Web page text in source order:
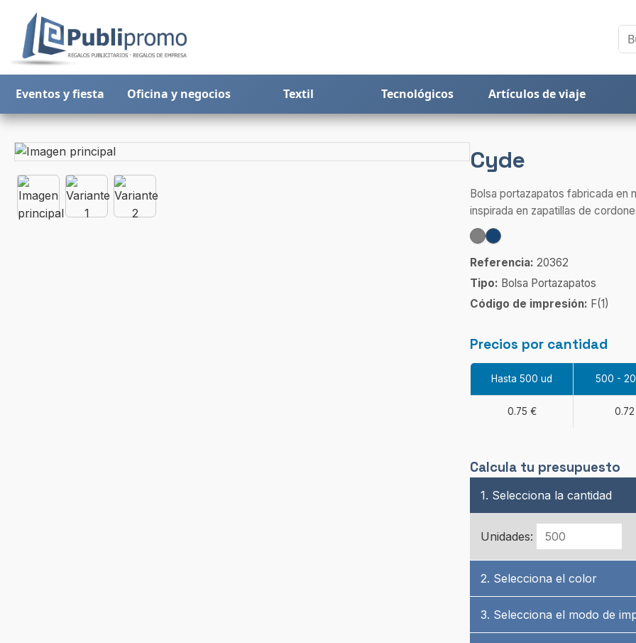
Eventos y fiesta Oficina y negocios Textil Tecnológicos Artículos de viaje
Cyde
Bolsa portazapatos fabricada en
inspirada en zapatillas de
Referencia: 20362
Tipo: Bolsa Portazapatos
Código de impresión: F(1)
Precios por cantidad
Hasta 500 ud 500 -
0.75 €
Calcula tu presupuesto
1. Selecciona la cantidad
Unidades:
2. Selecciona el color
3. Selecciona el modo de